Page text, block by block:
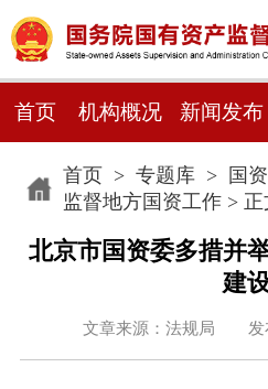
首页 机构概况 新闻发布
首页> 专题库> 国
监督地方国资工作> 正
北京市国资委多措并
建
文章来源：法规局 发